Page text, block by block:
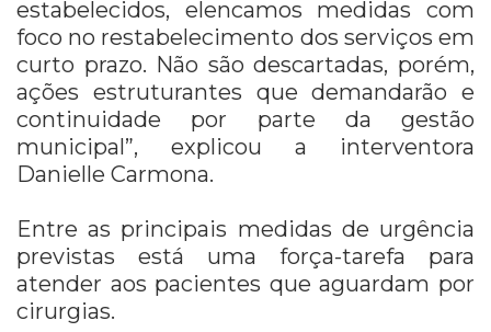
estabelecidos, elencamos medidas com
foco no restabelecimento dos serviços em
curto prazo. Não são descartadas, porém,
ações estruturantes que demandarão e
continuidade por parte da gestão
municipal”, explicou a interventora
Danielle Carmona.
Entre as principais medidas de urgência
previstas está uma força-tarefa para
atender aos pacientes que aguardam por
cirurgias.